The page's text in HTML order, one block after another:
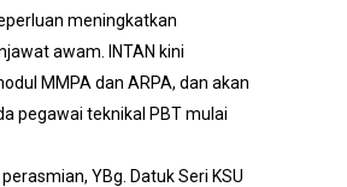
meningkatkan
awam. INTAN kini
MMPA dan ARPA, dan akan
pegawai teknikal PBT mulai
YBg. Datuk Seri KSU